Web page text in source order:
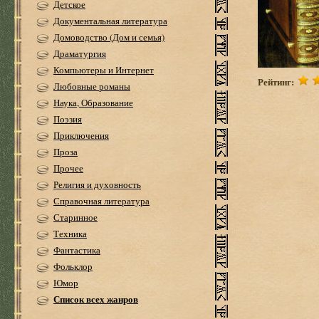
Детское
Документальная литература
Домоводство (Дом и семья)
Драматургия
Компьютеры и Интернет
Любовные романы
Наука, Образование
Поэзия
Приключения
Проза
Прочее
Религия и духовность
Справочная литература
Старинное
Техника
Фантастика
Фольклор
Юмор
Список всех жанров
Рейтинг: